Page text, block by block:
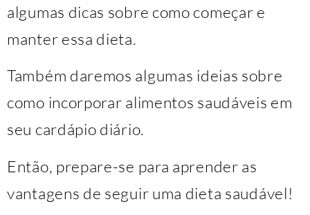
algumas dicas sobre como começar e
manter essa dieta.
Também daremos algumas ideias sobre
como incorporar alimentos saudáveis ​​em
seu cardápio diário.
Então, prepare-se para aprender as
vantagens de seguir uma dieta saudável!